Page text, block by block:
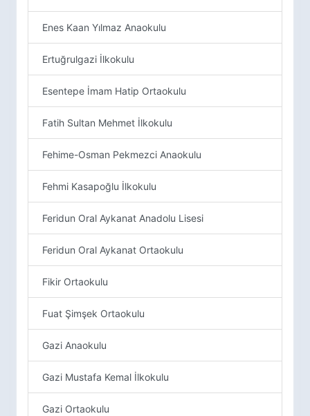
Enes Kaan Yılmaz Anaokulu
Ertuğrulgazi İlkokulu
Esentepe İmam Hatip Ortaokulu
Fatih Sultan Mehmet İlkokulu
Fehime-Osman Pekmezci Anaokulu
Fehmi Kasapoğlu İlkokulu
Feridun Oral Aykanat Anadolu Lisesi
Feridun Oral Aykanat Ortaokulu
Fikir Ortaokulu
Fuat Şimşek Ortaokulu
Gazi Anaokulu
Gazi Mustafa Kemal İlkokulu
Gazi Ortaokulu